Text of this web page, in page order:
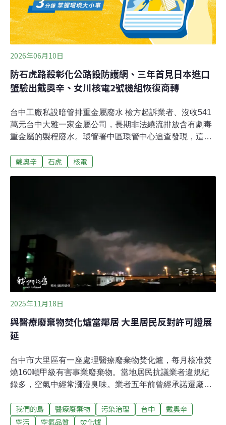
2026年06月10日
防石虎路殺彰化公路設防護網、三年首見日本進口
蟹驗出戴奧辛、女川核電2號機組恢復商轉
台中工廠私設暗管排重金屬廢水 檢方起訴業者、沒收541
萬元台中大雅一家金屬公司，長期非法繞流排放含有劇毒
重金屬的製程廢水。環管署中區環管中心追查發現，這家
方排水溝，其中鎳的濃度超標達37.5倍、氟鹽也超標9.6
座，未來希望數量倍增，不過目前還是面臨不少困難。業
者表示，光要申請沼氣發電廠執照就花了2年。（公視新
聞網報導）
戴奧辛 石虎 核電
2025年11月18日
與醫療廢棄物焚化爐當鄰居 大里居民反對許可證展
延
台中市大里區有一座處理醫療廢棄物焚化爐，每月核准焚
燒160噸甲級有害事業廢棄物。當地居民抗議業者違規紀
錄多，空氣中經常瀰漫臭味。業者五年前曾經承諾遷廠，
心只能生活在空污之中。漢杞工程公司於2000年在台中大
里舊工業區設置焚化爐，處理醫療廢棄物，所在地緊鄰住
我們的島 醫療廢棄物 污染治理 台中
戴奧辛
空污
空氣品質 焚化爐